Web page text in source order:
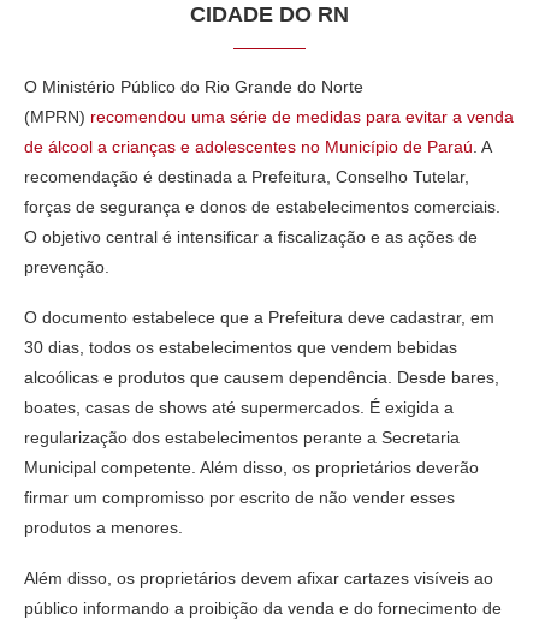
CIDADE DO RN
O Ministério Público do Rio Grande do Norte
(MPRN) recomendou uma série de medidas para evitar a venda
de álcool a crianças e adolescentes no Município de Paraú. A
recomendação é destinada a Prefeitura, Conselho Tutelar,
forças de segurança e donos de estabelecimentos comerciais.
O objetivo central é intensificar a fiscalização e as ações de
prevenção.
O documento estabelece que a Prefeitura deve cadastrar, em
30 dias, todos os estabelecimentos que vendem bebidas
alcoólicas e produtos que causem dependência. Desde bares,
boates, casas de shows até supermercados. É exigida a
regularização dos estabelecimentos perante a Secretaria
Municipal competente. Além disso, os proprietários deverão
firmar um compromisso por escrito de não vender esses
produtos a menores.
Além disso, os proprietários devem afixar cartazes visíveis ao
público informando a proibição da venda e do fornecimento de